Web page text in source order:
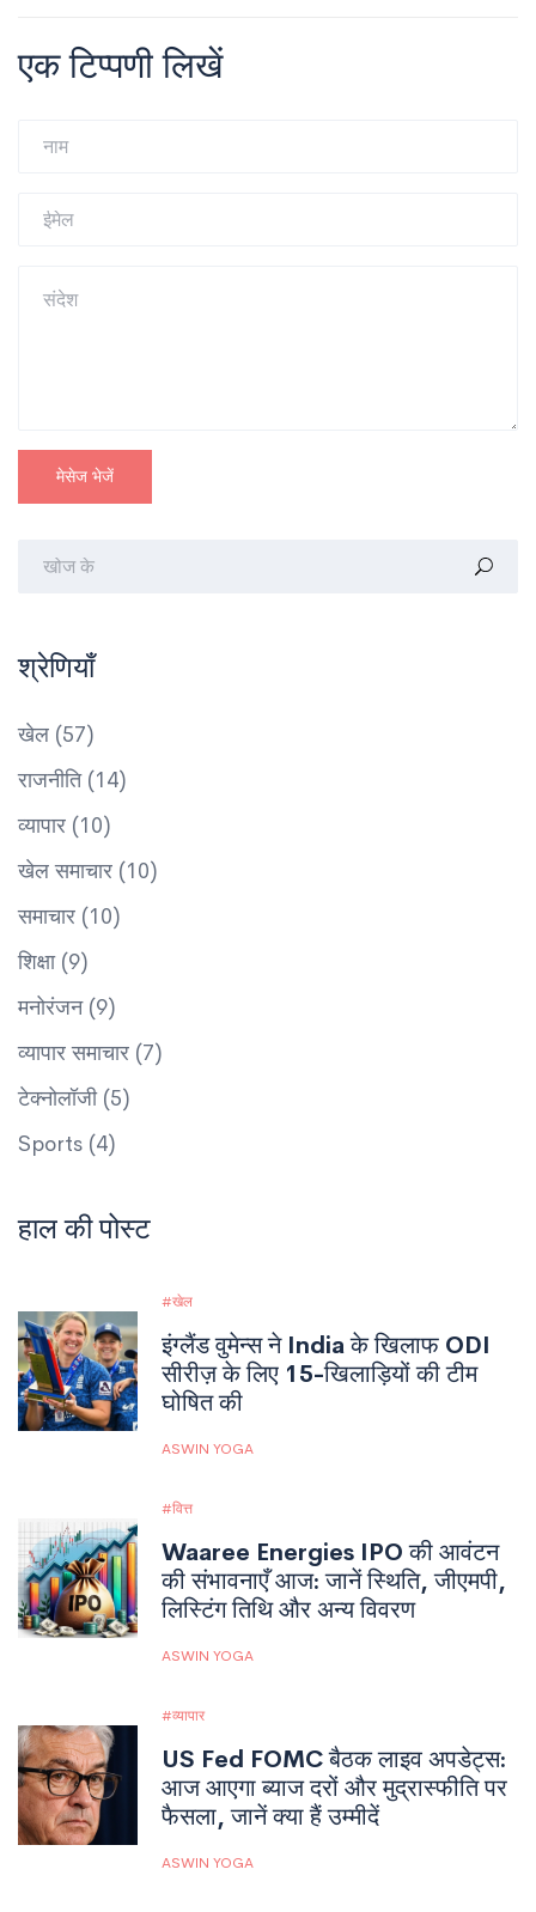
एक टिप्पणी लिखें
मेसेज भेजें
श्रेणियाँ
खेल (57)
राजनीति (14)
व्यापार (10)
खेल समाचार (10)
समाचार (10)
शिक्षा (9)
मनोरंजन (9)
व्यापार समाचार (7)
टेक्नोलॉजी (5)
Sports (4)
हाल की पोस्ट
खेल
इंग्लैंड वुमेन्स ने India के खिलाफ ODI
सीरीज़ के लिए 15-खिलाड़ियों की टीम
घोषित की
ASWIN YOGA
वित्त
Waaree Energies IPO की आवंटन
की संभावनाएँ आज: जानें स्थिति, जीएमपी,
लिस्टिंग तिथि और अन्य विवरण
ASWIN YOGA
व्यापार
US Fed FOMC बैठक लाइव अपडेट्स:
आज आएगा ब्याज दरों और मुद्रास्फीति पर
फैसला, जानें क्या हैं उम्मीदें
ASWIN YOGA